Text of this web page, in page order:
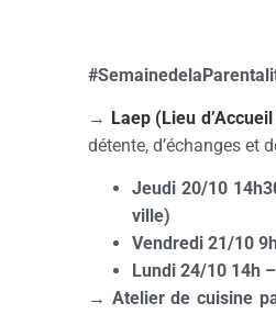
→ Laep (Lieu
détente, d’échanges et
Jeudi 20/10
ville)
Vendredi 21/10
Lundi 24/10 14h
→ Atelier de cuisine